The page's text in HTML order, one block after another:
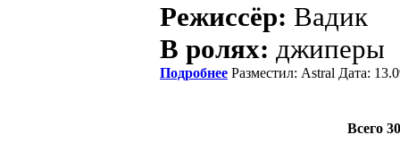
Режиссёр: Вадик
В ролях: джиперы
Подробнее Разместил: Astral Дата:
Всего